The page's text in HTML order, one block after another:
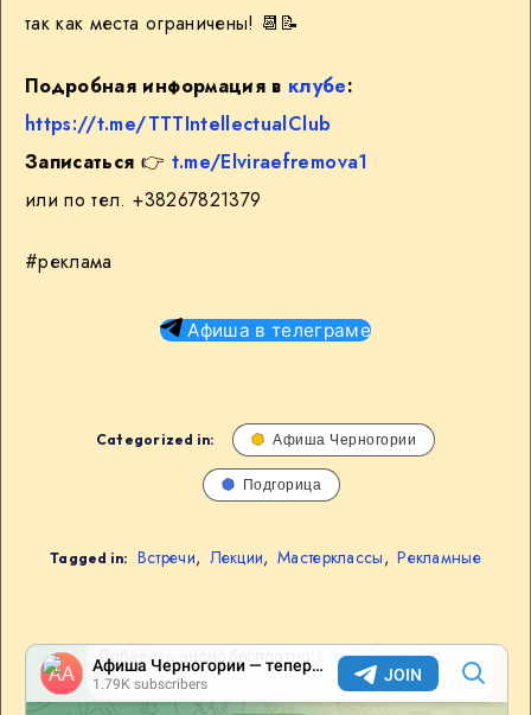
так как места ограничены! 📆📝
Подробная информация в клубе:
https://t.me/TTTIntellectualClub
Записаться 👉 t.me/Elviraefremova1
или по тел. +38267821379
#реклама
Афиша в телеграме
Categorized in: Афиша Черногории
Подгорица
Tagged in: Встречи, Лекции, Мастерклассы, Рекламные